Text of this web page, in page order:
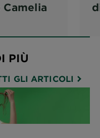
PIÙ
GLI ARTICOLI